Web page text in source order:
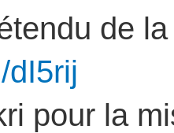
de
dI5rij
pour la